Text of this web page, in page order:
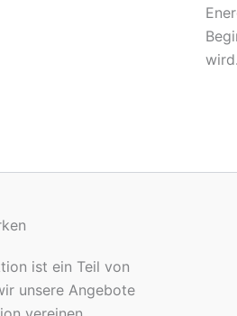
wird.
ist ein Teil von
unsere Angebote